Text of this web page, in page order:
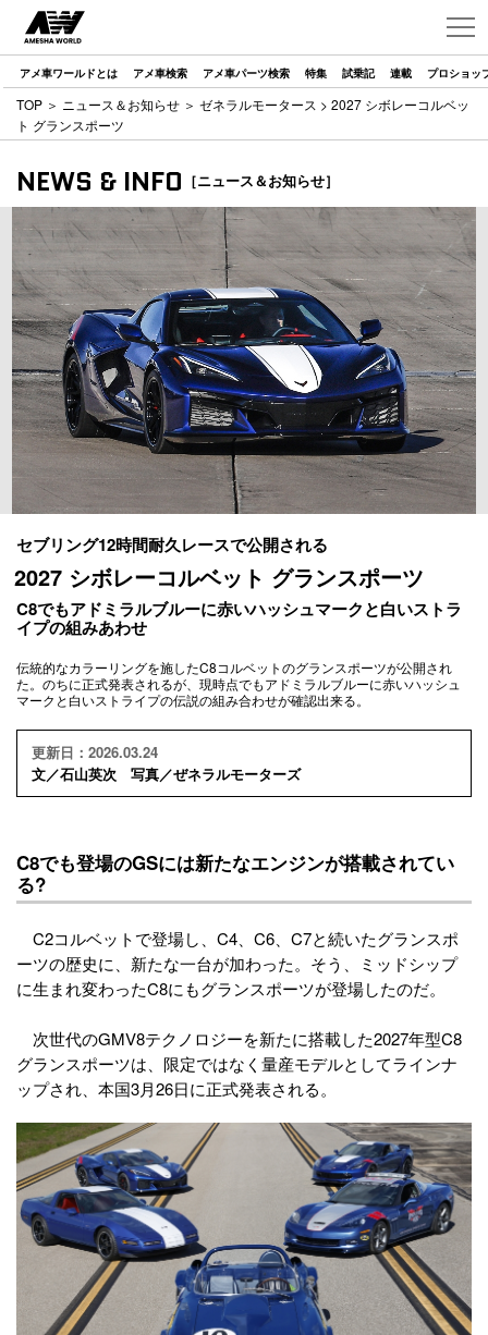
アメ車ワールドとは アメ車検索 アメ車パーツ検索 特集 試乗記 連載 プロショッ
TOP ＞ ニュース＆お知らせ ＞ ゼネラルモータース > 2027 シボレーコルベッ
ト グランスポーツ
NEWS & INFO ［ニュース＆お知らせ］
セブリング12時間耐久レースで公開される
2027 シボレーコルベット グランスポーツ
C8でもアドミラルブルーに赤いハッシュマークと白いストラ
イプの組みあわせ
伝統的なカラーリングを施したC8コルベットのグランスポーツが公開され
た。のちに正式発表されるが、現時点でもアドミラルブルーに赤いハッシュ
マークと白いストライプの伝説の組み合わせが確認出来る。
更新日：2026.03.24
文／石山英次 写真／ぜネラルモーターズ
C8でも登場のGSには新たなエンジンが搭載されてい
る?
C2コルベットで登場し、C4、C6、C7と続いたグランスポ
ーツの歴史に、新たな一台が加わった。そう、ミッドシップ
に生まれ変わったC8にもグランスポーツが登場したのだ。
次世代のGMV8テクノロジーを新たに搭載した2027年型C8
グランスポーツは、限定ではなく量産モデルとしてラインナ
ップされ、本国3月26日に正式発表される。